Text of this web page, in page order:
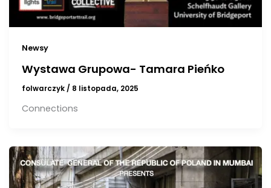
Newsy
Wystawa Grupowa- Tamara Pieńko
folwarczyk / 8 listopada, 2025
Connections